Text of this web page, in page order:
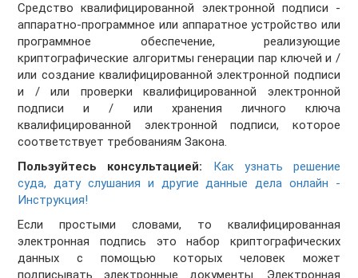
Средство квалифицированной электронной подписи -
аппаратно-программное или аппаратное устройство или
программное обеспечение, реализующие
криптографические алгоритмы генерации пар ключей и /
или создание квалифицированной электронной подписи
и / или проверки квалифицированной электронной
подписи и / или хранения личного ключа
квалифицированной электронной подписи, которое
соответствует требованиям Закона.
Пользуйтесь консультацией:
Как узнать решение
суда, дату слушания и другие данные дела онлайн -
Инструкция!
Если простыми словами, то квалифицированная
электронная подпись это набор криптографических
данных с помощью которых человек может
подписывать электронные документы. Электронная